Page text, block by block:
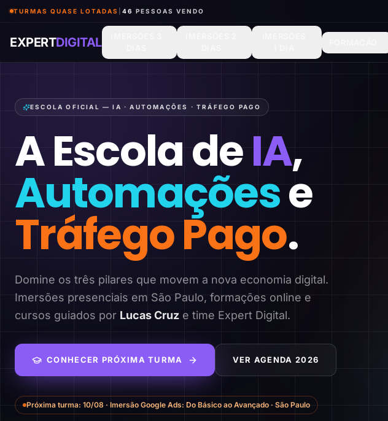
TURMAS QUASE LOTADAS 45 PESSOAS VENDO
EXPERTDIGITAL
ESCOLA OFICIAL — IA · AUTOMAÇÕES · TRÁFEGO PAGO
A Escola deIA,
Automaçõese
Tráfego Pago.
Domine os três pilares que movem a nova economia digital.
Imersões presenciais em São Paulo, formações online e
cursos guiados por Lucas Cruz e time Expert Digital.
CONHECER PRÓXIMA TURMA VER AGENDA 2026
Próxima turma: 10/08 · Imersão Google Ads: Do Básico ao Avançado · São Paulo